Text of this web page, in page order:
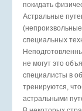
покидать
Астральные
специальных
не могут это
специалисты в
тренируются,
астральными